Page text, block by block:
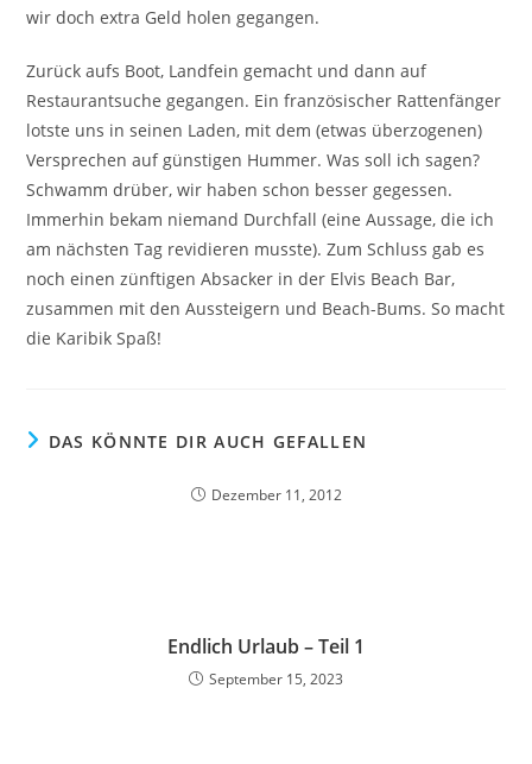
wir doch extra Geld holen gegangen.
Zurück aufs Boot, Landfein gemacht und dann auf
Restaurantsuche gegangen. Ein französischer Rattenfänger
lotste uns in seinen Laden, mit dem (etwas überzogenen)
Versprechen auf günstigen Hummer. Was soll ich sagen?
Schwamm drüber, wir haben schon besser gegessen.
Immerhin bekam niemand Durchfall (eine Aussage, die ich
am nächsten Tag revidieren musste). Zum Schluss gab es
noch einen zünftigen Absacker in der Elvis Beach Bar,
zusammen mit den Aussteigern und Beach-Bums. So macht
die Karibik Spaß!
DAS KÖNNTE DIR AUCH GEFALLEN
Dezember 11, 2012
Endlich Urlaub – Teil 1
September 15, 2023